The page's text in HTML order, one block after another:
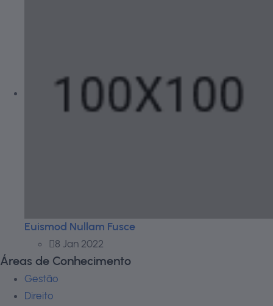
Euismod Nullam Fusce
8 Jan 2022
Áreas de Conhecimento
Gestão
Direito